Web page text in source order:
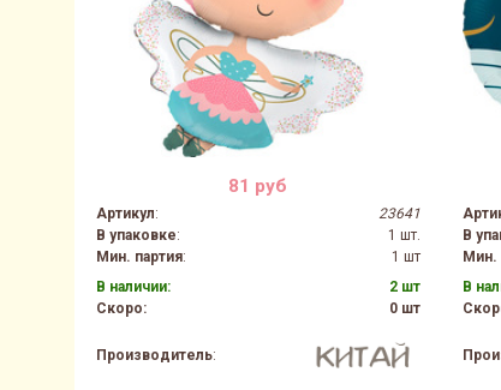
81 руб
Артикул:
23641
В упаковке:
1 шт.
Мин. партия:
1 шт
В наличии:
2 шт
Скоро:
0 шт
Производитель:
В
Мин.
В